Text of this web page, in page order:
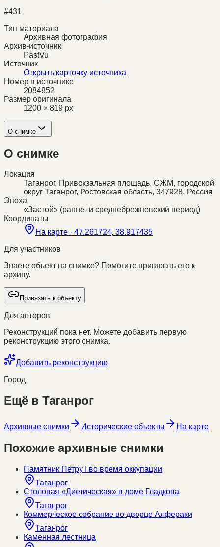
#431
Тип материала
Архивная фотография
Архив-источник
PastVu
Источник
Открыть карточку источника
Номер в источнике
2084852
Размер оригинала
1200 × 819 px
О снимке
О снимке
Локация
Таганрог, Привокзальная площадь, СЖМ, городской
округ Таганрог, Ростовская область, 347928, Россия
Эпоха
«Застой» (ранне- и среднебрежневский период)
Координаты
На карте · 47.261724, 38.917435
Для участников
Знаете объект на снимке? Помогите привязать его к
архиву.
Привязать к объекту
Для авторов
Реконструкций пока нет. Можете добавить первую
реконструкцию этого снимка.
Добавить реконструкцию
Город
Ещё в Таганрог
Архивные снимки Исторические объекты На карте
Похожие архивные снимки
Памятник Петру I во время оккупации
Таганрог
Столовая «Диетическая» в доме Гладкова
Таганрог
Коммерческое собрание во дворце Алфераки
Таганрог
Каменная лестница